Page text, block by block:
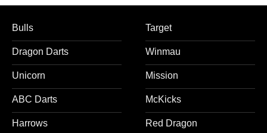
Bulls
Dragon Darts
Unicorn
ABC Darts
Harrows
Target
Winmau
Mission
McKicks
Red Dragon